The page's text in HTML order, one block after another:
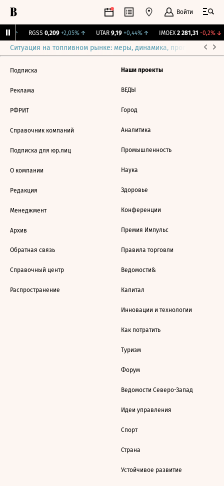
Войти
RGSS 0,209 +2,05%↑ UTAR 9,19 +0,44%↑ IMOEX 2 281,31 -0,2%↓
Ситуация на топливном рынке: меры, динамика, прогнозы
Подписка
Реклама
РФРИТ
Справочник компаний
Подписка для юр.лиц
О компании
Редакция
Менеджмент
Архив
Обратная связь
Справочный центр
Распространение
Наши проекты
ВЕДЫ
Город
Аналитика
Промышленность
Наука
Здоровье
Конференции
Премия Импульс
Правила торговли
Ведомости&
Капитал
Инновации и технологии
Как потратить
Туризм
Форум
Ведомости Северо-Запад
Идеи управления
Спорт
Страна
Устойчивое развитие